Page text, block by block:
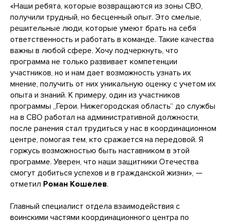
«Наши ребята, которые возвращаются из зоны СВО,
получили трудный, но бесценный опыт. Это смелые,
решительные люди, которые умеют брать на себя
ответственность и работать в команде. Такие качества
важны в любой сфере. Хочу подчеркнуть, что
программа не только развивает компетенции
участников, но и нам дает возможность узнать их
мнение, получить от них уникальную оценку с учетом их
опыта и знаний. К примеру, один из участников
программы „Герои. Нижегородская область“ до службы
на в СВО работал на административной должности,
после ранения стал трудиться у нас в координационном
центре, помогая тем, кто сражается на передовой. Я
горжусь возможностью быть наставником в этой
программе. Уверен, что наши защитники Отечества
смогут добиться успехов и в гражданской жизни», —
отметил Роман Кошелев.
Главный специалист отдела взаимодействия с
воинскими частями координационного центра по